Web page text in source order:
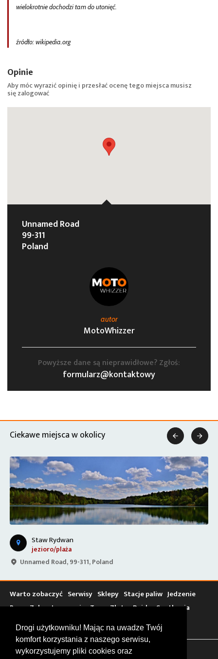
Drogi użytkowniku! Mając na uwadze Twój
komfort korzystania z naszego serwisu,
wykorzystujemy pliki cookies oraz
wielokrotnie dochodzi tam do utonięć.
źródło: wikipedia.org
Opinie
Aby móc wyrazić opinię i przesłać ocenę tego miejsca musisz
sięzalogować
Unnamed Road
99-311
Poland
autor
MotoWhizzer
Powyższe dane są nieprawidłowe? Zgłoś:
formularz@kontaktowy
Ciekawe miejsca w okolicy
Staw Rydwan
jezioro/plaża
Unnamed Road, 99-311, Poland
 
Warto zobaczyć Serwisy Sklepy Stacje paliw Jedzenie
Bary Zakwaterowanie Tory Zloty Rajdy Spotkania
Targi
Giełdy Szkolenia
FOLLOW US